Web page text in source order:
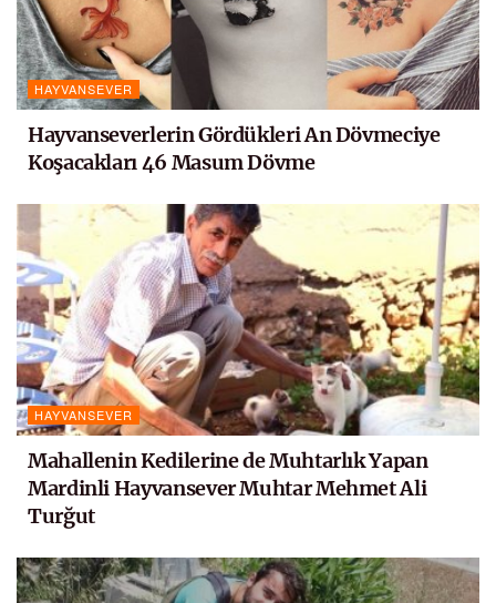
HAYVANSEVER
Hayvanseverlerin Gördükleri An Dövmeciye
Koşacakları 46 Masum Dövme
HAYVANSEVER
Mahallenin Kedilerine de Muhtarlık Yapan
Mardinli Hayvansever Muhtar Mehmet Ali
Turğut